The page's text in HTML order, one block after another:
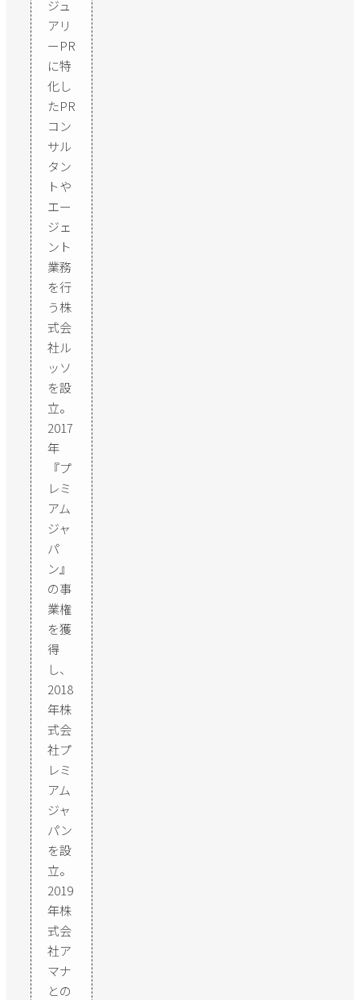
ジュ
アリ
ーPR
に特
化し
たPR
コン
サル
タン
トや
エー
ジェ
ント
業務
を行
う株
式会
社ル
ッソ
を設
立。
2017
年
『プ
レミ
アム
ジャ
パ
ン』
の事
業権
を獲
得
し、
2018
年株
式会
社プ
レミ
アム
ジャ
パン
を設
立。
2019
年株
式会
社ア
マナ
との